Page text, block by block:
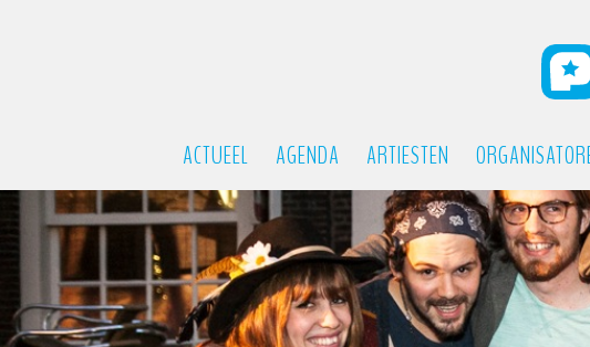
ACTUEEL AGENDA ARTIESTEN